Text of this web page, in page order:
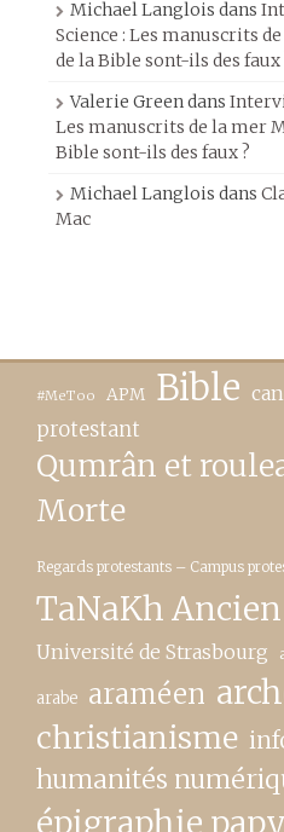
Michael Langlois dans
Science : Les manuscrits
de la Bible sont-ils des faux
Valerie Greendans
Les manuscrits de la mer
Bible sont-ils des faux ?
Michael Langlois dans
Mac
#MeToo APM Bible
protestant
Qumrân et
Morte
Regards protestants – Campus
TaNaKh
Université de Strasbourg
arabe araméen
christianisme
humanités
épigraphie